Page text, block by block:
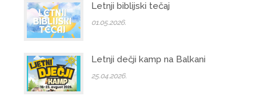
Letnji biblijski tečaj
01.05.2026.
Letnji dečji kamp na Balkani
25.04.2026.